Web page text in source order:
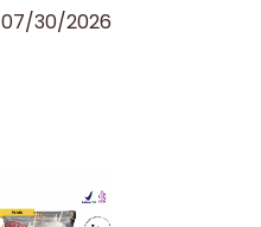
07/30/2026